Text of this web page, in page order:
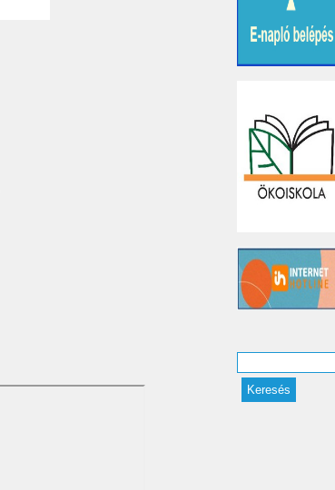
Keresés űrlap